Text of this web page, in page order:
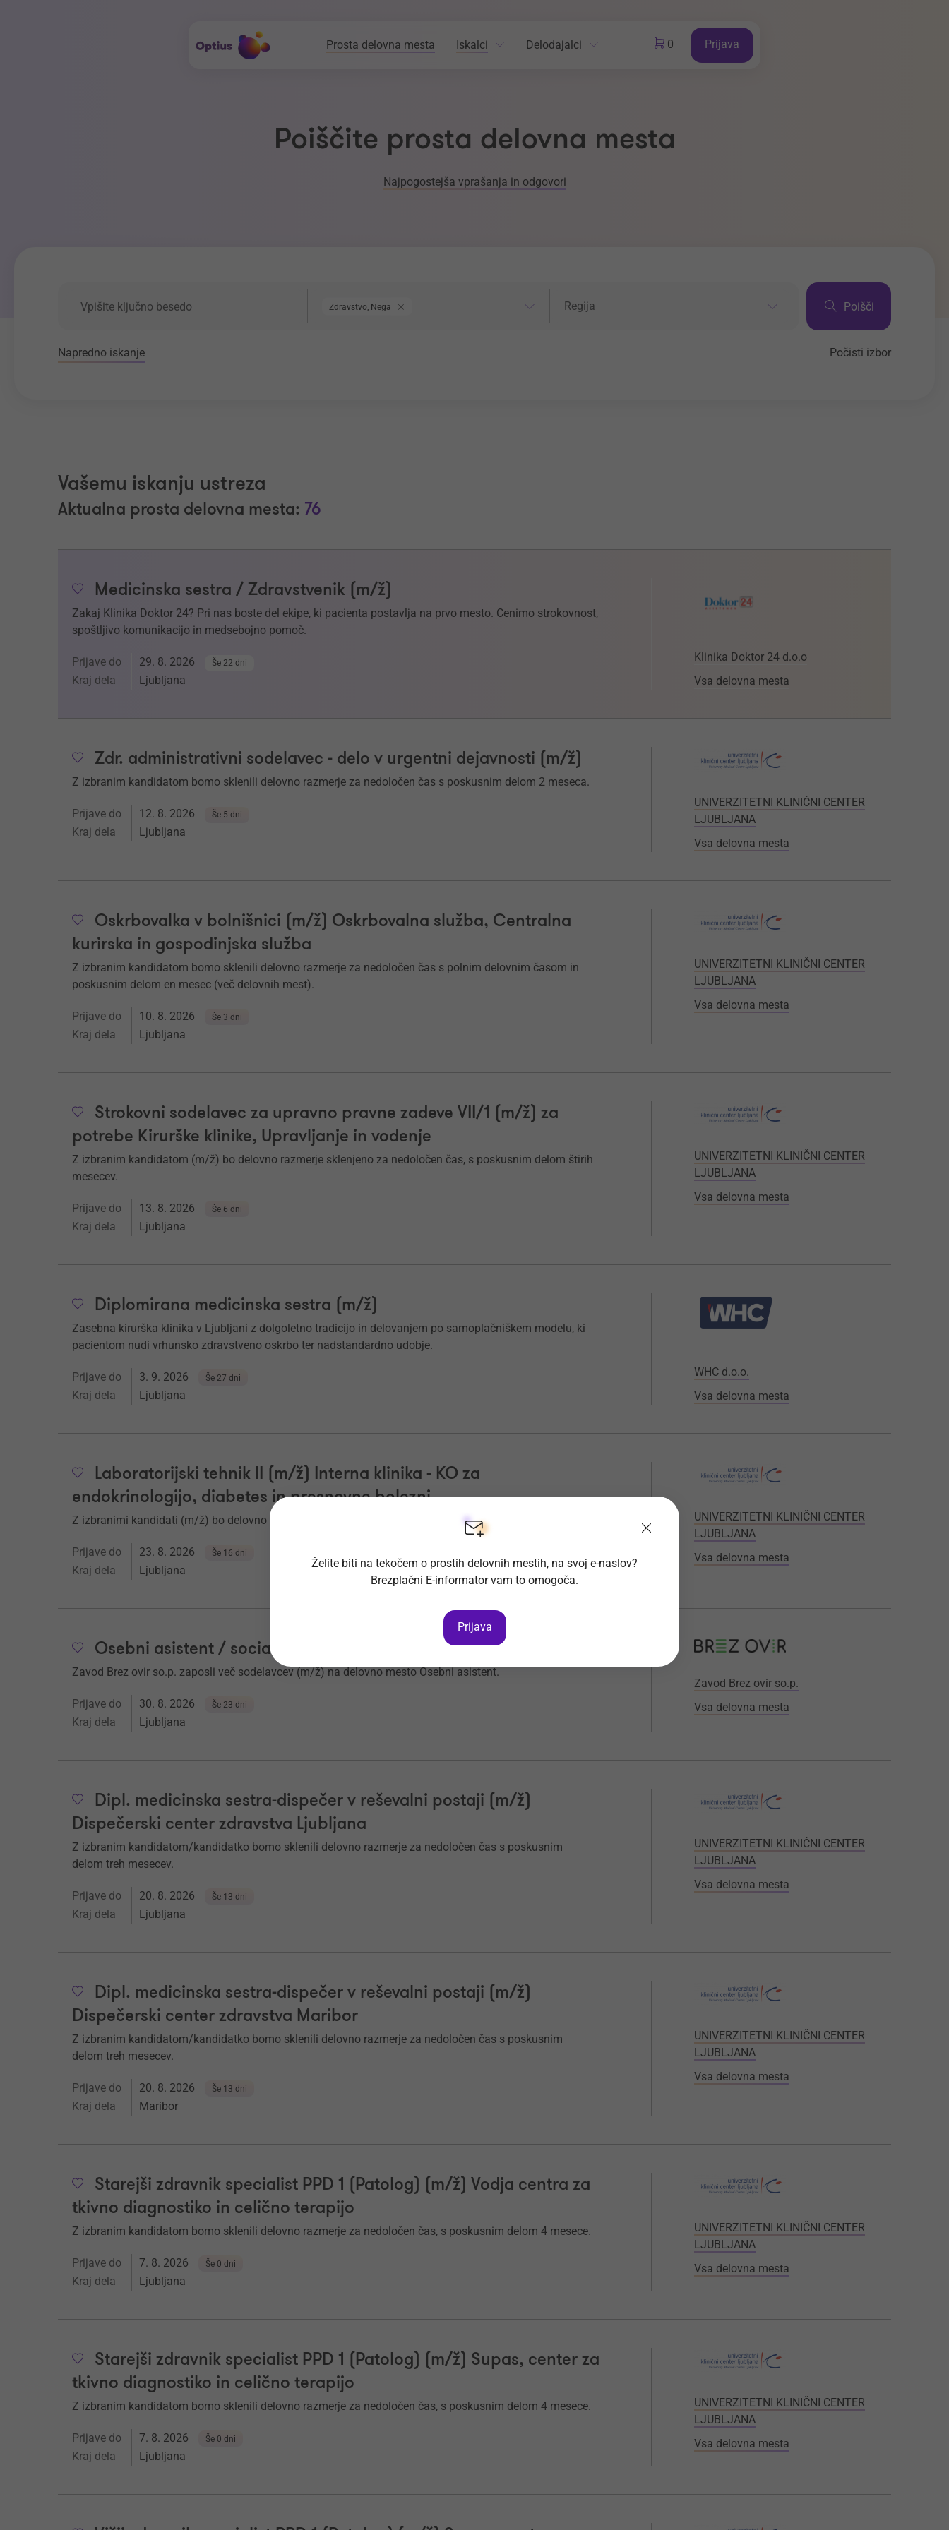
Prosta delovna mesta Iskalci Delodajalci 0 Prijava
Poiščite prosta delovna mesta
Najpogostejša vprašanja in odgovori
Zdravstvo, Nega Regija Poišči
Napredno iskanje Počisti izbor
Vašemu iskanju ustreza
Aktualna prosta delovna mesta: 76
Medicinska sestra / Zdravstvenik (m/ž)
Zakaj Klinika Doktor 24? Pri nas boste del ekipe, ki pacienta postavlja na prvo mesto. Cenimo strokovnost,
spoštljivo komunikacijo in medsebojno pomoč.
Prijave do 29. 8. 2026 Še 22 dni
Kraj dela Ljubljana
Klinika Doktor 24 d.o.o
Vsa delovna mesta
Zdr. administrativni sodelavec - delo v urgentni dejavnosti (m/ž)
Z izbranim kandidatom bomo sklenili delovno razmerje za nedoločen čas s poskusnim delom 2 meseca.
Prijave do 12. 8. 2026 Še 5 dni
Kraj dela Ljubljana
UNIVERZITETNI KLINIČNI CENTER
LJUBLJANA
Vsa delovna mesta
Oskrbovalka v bolnišnici (m/ž) Oskrbovalna služba, Centralna
kurirska in gospodinjska služba
Z izbranim kandidatom bomo sklenili delovno razmerje za nedoločen čas s polnim delovnim časom in
poskusnim delom en mesec (več delovnih mest).
Prijave do 10. 8. 2026 Še 3 dni
Kraj dela Ljubljana
UNIVERZITETNI KLINIČNI CENTER
LJUBLJANA
Vsa delovna mesta
Strokovni sodelavec za upravno pravne zadeve VII/1 (m/ž) za
potrebe Kirurške klinike, Upravljanje in vodenje
Z izbranim kandidatom (m/ž) bo delovno razmerje sklenjeno za nedoločen čas, s poskusnim delom štirih
mesecev.
Prijave do 13. 8. 2026 Še 6 dni
Kraj dela Ljubljana
UNIVERZITETNI KLINIČNI CENTER
LJUBLJANA
Vsa delovna mesta
Diplomirana medicinska sestra (m/ž)
Zasebna kirurška klinika v Ljubljani z dolgoletno tradicijo in delovanjem po samoplačniškem modelu, ki
pacientom nudi vrhunsko zdravstveno oskrbo ter nadstandardno udobje.
Prijave do 3. 9. 2026 Še 27 dni
Kraj dela Ljubljana
WHC d.o.o.
Vsa delovna mesta
Laboratorijski tehnik II (m/ž) Interna klinika - KO za
endokrinologijo, diabetes in presnovne bolezni
Z izbranimi kandidati (m/ž) bo delovno razmerje sklenjeno za nedoločen čas s poskusnim delom 2 meseca.
Prijave do 23. 8. 2026 Še 16 dni
Kraj dela Ljubljana
UNIVERZITETNI KLINIČNI CENTER
LJUBLJANA
Vsa delovna mesta
Osebni asistent / socialni oskrbovalec - Ljubljana (m/ž)
Zavod Brez ovir so.p. zaposli več sodelavcev (m/ž) na delovno mesto Osebni asistent.
Prijave do 30. 8. 2026 Še 23 dni
Kraj dela Ljubljana
Zavod Brez ovir so.p.
Vsa delovna mesta
Dipl. medicinska sestra-dispečer v reševalni postaji (m/ž)
Dispečerski center zdravstva Ljubljana
Z izbranim kandidatom/kandidatko bomo sklenili delovno razmerje za nedoločen čas s poskusnim
delom treh mesecev.
Prijave do 20. 8. 2026 Še 13 dni
Kraj dela Ljubljana
UNIVERZITETNI KLINIČNI CENTER
LJUBLJANA
Vsa delovna mesta
Dipl. medicinska sestra-dispečer v reševalni postaji (m/ž)
Dispečerski center zdravstva Maribor
Z izbranim kandidatom/kandidatko bomo sklenili delovno razmerje za nedoločen čas s poskusnim
delom treh mesecev.
Prijave do 20. 8. 2026 Še 13 dni
Kraj dela Maribor
UNIVERZITETNI KLINIČNI CENTER
LJUBLJANA
Vsa delovna mesta
Starejši zdravnik specialist PPD 1 (Patolog) (m/ž) Vodja centra za
tkivno diagnostiko in celično terapijo
Z izbranim kandidatom bomo sklenili delovno razmerje za nedoločen čas, s poskusnim delom 4 mesece.
Prijave do 7. 8. 2026 Še 0 dni
Kraj dela Ljubljana
UNIVERZITETNI KLINIČNI CENTER
LJUBLJANA
Vsa delovna mesta
Starejši zdravnik specialist PPD 1 (Patolog) (m/ž) Supas, center za
tkivno diagnostiko in celično terapijo
Z izbranim kandidatom bomo sklenili delovno razmerje za nedoločen čas, s poskusnim delom 4 mesece.
Prijave do 7. 8. 2026 Še 0 dni
Kraj dela Ljubljana
UNIVERZITETNI KLINIČNI CENTER
LJUBLJANA
Vsa delovna mesta
Želite biti na tekočem o prostih delovnih mestih, na svoj e-naslov?
Brezplačni E-informator vam to omogoča.
Prijava